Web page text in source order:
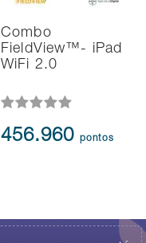
Combo
FieldView™- iPad
WiFi 2.0
456.960pontos